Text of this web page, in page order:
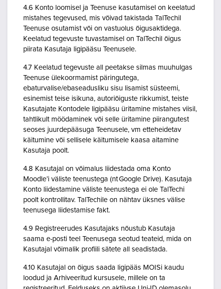
4.6 Konto loomisel ja Teenuse kasutamisel on keelatud
mistahes tegevused, mis võivad takistada TalTechil
Teenuse osutamist või on vastuolus õigusaktidega.
Keelatud tegevuste tuvastamisel on TalTechil õigus
piirata Kasutaja ligipääsu Teenusele.
4.7 Keelatud tegevuste all peetakse silmas muuhulgas
Teenuse ülekoormamist päringutega,
ebaturvalise/ebaseadusliku sisu lisamist süsteemi,
esinemist teise isikuna, autoriõiguste rikkumist, teiste
Kasutajate Kontodele ligipääsu üritamine mistahes viisil,
tahtlikult möödaminek või selle üritamine piirangutest
seoses juurdepääsuga Teenusele, vm etteheidetav
käitumine või sellisele käitumisele kaasa aitamine
Kasutaja poolt.
4.8 Kasutajal on võimalus liidestada oma Konto
Moodle’i väliste teenustega (nt Google Drive). Kasutaja
Konto liidestamine väliste teenustega ei ole TalTechi
poolt kontrollitav. TalTechile on nähtav üksnes välise
teenusega liidestamise fakt.
4.9 Registreerudes Kasutajaks nõustub Kasutaja
saama e-posti teel Teenusega seotud teateid, mida on
Kasutajal võimalik profiili sätete all seadistada.
4.10 Kasutajal on õigus saada ligipääs MOISi kaudu
loodud ja Arhiveeritud kursusele, millele on ta